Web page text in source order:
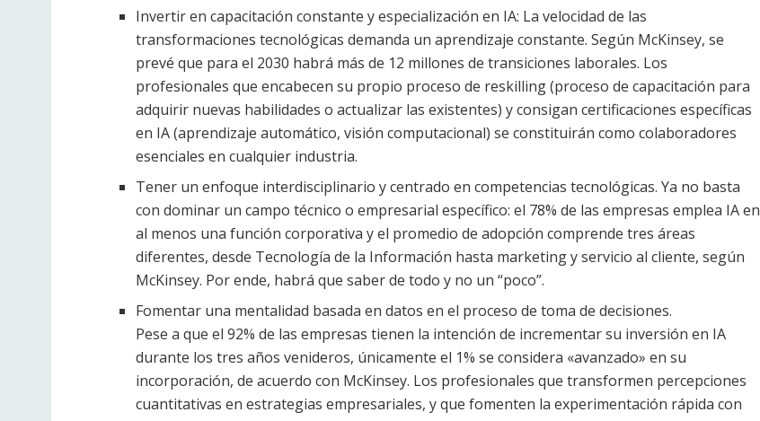
Invertir en capacitación constante y especialización en IA: La velocidad de las
transformaciones tecnológicas demanda un aprendizaje constante. Según McKinsey, se
prevé que para el 2030 habrá más de 12 millones de transiciones laborales. Los
profesionales que encabecen su propio proceso de reskilling (proceso de capacitación para
adquirir nuevas habilidades o actualizar las existentes) y consigan certificaciones específicas
en IA (aprendizaje automático, visión computacional) se constituirán como colaboradores
esenciales en cualquier industria.
Tener un enfoque interdisciplinario y centrado en competencias tecnológicas. Ya no basta
con dominar un campo técnico o empresarial específico: el 78% de las empresas emplea IA en
al menos una función corporativa y el promedio de adopción comprende tres áreas
diferentes, desde Tecnología de la Información hasta marketing y servicio al cliente, según
McKinsey. Por ende, habrá que saber de todo y no un “poco”.
Fomentar una mentalidad basada en datos en el proceso de toma de decisiones.
Pese a que el 92% de las empresas tienen la intención de incrementar su inversión en IA
durante los tres años venideros, únicamente el 1% se considera «avanzado» en su
incorporación, de acuerdo con McKinsey. Los profesionales que transformen percepciones
cuantitativas en estrategias empresariales, y que fomenten la experimentación rápida con